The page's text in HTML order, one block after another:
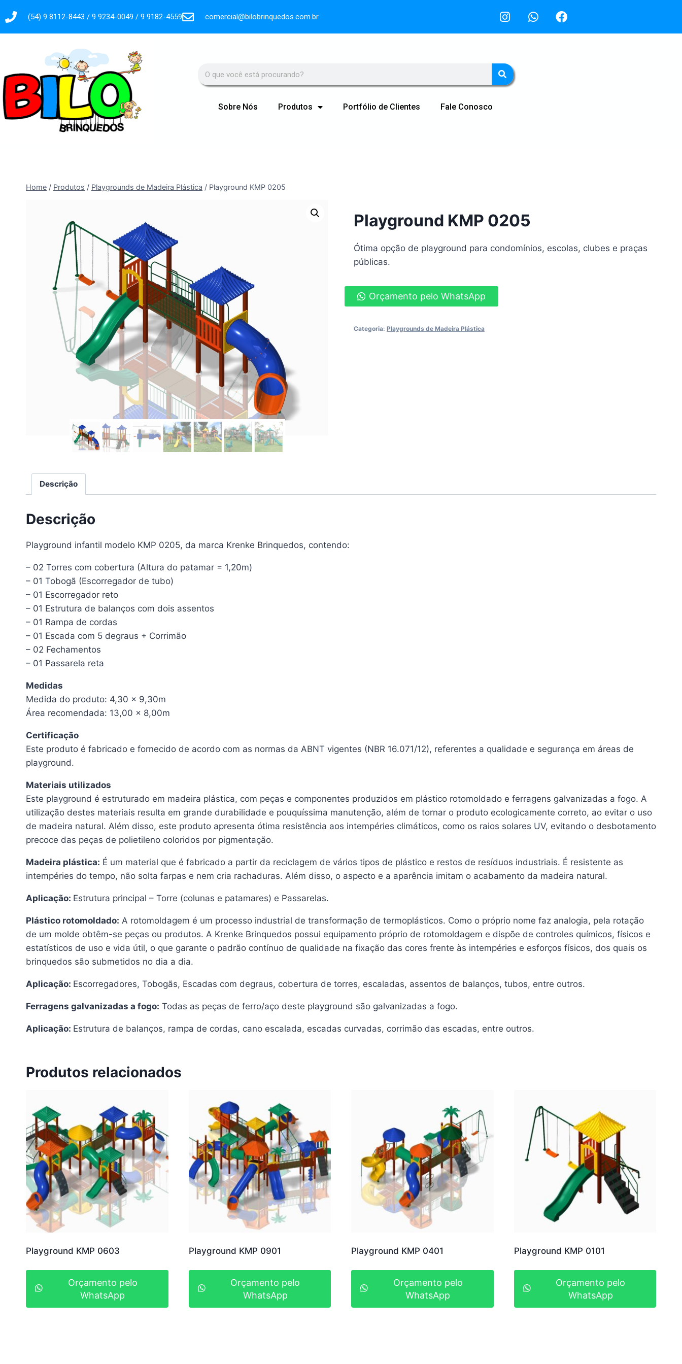
(54) 9 8112-8443 / 9 9234-0049 / 9 9182-4559 comercial@bilobrinquedos.com.br
Sobre Nós Produtos Portfólio de Clientes Fale Conosco
Home / Produtos / Playgrounds de Madeira Plástica / Playground KMP 0205
Playground KMP 0205
Ótima opção de playground para condomínios, escolas, clubes e praças
públicas.
Orçamento pelo WhatsApp
Categoria: Playgrounds de Madeira Plástica
Descrição
Descrição
Playground infantil modelo KMP 0205, da marca Krenke Brinquedos, contendo:
– 02 Torres com cobertura (Altura do patamar = 1,20m)
– 01 Tobogã (Escorregador de tubo)
– 01 Escorregador reto
– 01 Estrutura de balanços com dois assentos
– 01 Rampa de cordas
– 01 Escada com 5 degraus + Corrimão
– 02 Fechamentos
– 01 Passarela reta
Medidas
Medida do produto: 4,30 x 9,30m
Área recomendada: 13,00 x 8,00m
Certificação
Este produto é fabricado e fornecido de acordo com as normas da ABNT vigentes (NBR 16.071/12), referentes a qualidade e segurança em áreas de
playground.
Materiais utilizados
Este playground é estruturado em madeira plástica, com peças e componentes produzidos em plástico rotomoldado e ferragens galvanizadas a fogo. A
utilização destes materiais resulta em grande durabilidade e pouquíssima manutenção, além de tornar o produto ecologicamente correto, ao evitar o uso
de madeira natural. Além disso, este produto apresenta ótima resistência aos intempéries climáticos, como os raios solares UV, evitando o desbotamento
precoce das peças de polietileno coloridos por pigmentação.
Madeira plástica: É um material que é fabricado a partir da reciclagem de vários tipos de plástico e restos de resíduos industriais. É resistente as
intempéries do tempo, não solta farpas e nem cria rachaduras. Além disso, o aspecto e a aparência imitam o acabamento da madeira natural.
Aplicação: Estrutura principal – Torre (colunas e patamares) e Passarelas.
Plástico rotomoldado: A rotomoldagem é um processo industrial de transformação de termoplásticos. Como o próprio nome faz analogia, pela rotação
de um molde obtêm-se peças ou produtos. A Krenke Brinquedos possui equipamento próprio de rotomoldagem e dispõe de controles químicos, físicos e
estatísticos de uso e vida útil, o que garante o padrão contínuo de qualidade na fixação das cores frente às intempéries e esforços físicos, dos quais os
brinquedos são submetidos no dia a dia.
Aplicação: Escorregadores, Tobogãs, Escadas com degraus, cobertura de torres, escaladas, assentos de balanços, tubos, entre outros.
Ferragens galvanizadas a fogo: Todas as peças de ferro/aço deste playground são galvanizadas a fogo.
Aplicação: Estrutura de balanços, rampa de cordas, cano escalada, escadas curvadas, corrimão das escadas, entre outros.
Produtos relacionados
Playground KMP 0603
Orçamento pelo
WhatsApp
Playground KMP 0901
Orçamento pelo
WhatsApp
Playground KMP 0401
Orçamento pelo
WhatsApp
Playground KMP 0101
Orçamento pelo
WhatsApp